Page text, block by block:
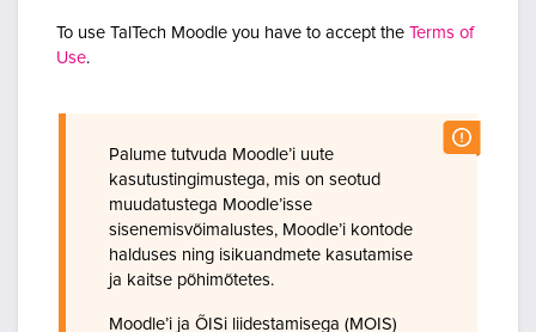
To use TalTech Moodle you have to accept the Terms of
Use.
Palume tutvuda Moodle’i uute
kasutustingimustega, mis on seotud
muudatustega Moodle’isse
sisenemisvõimalustes, Moodle’i kontode
halduses ning isikuandmete kasutamise
ja kaitse põhimõtetes.
Moodle’i ja ÕISi liidestamisega (MOIS)